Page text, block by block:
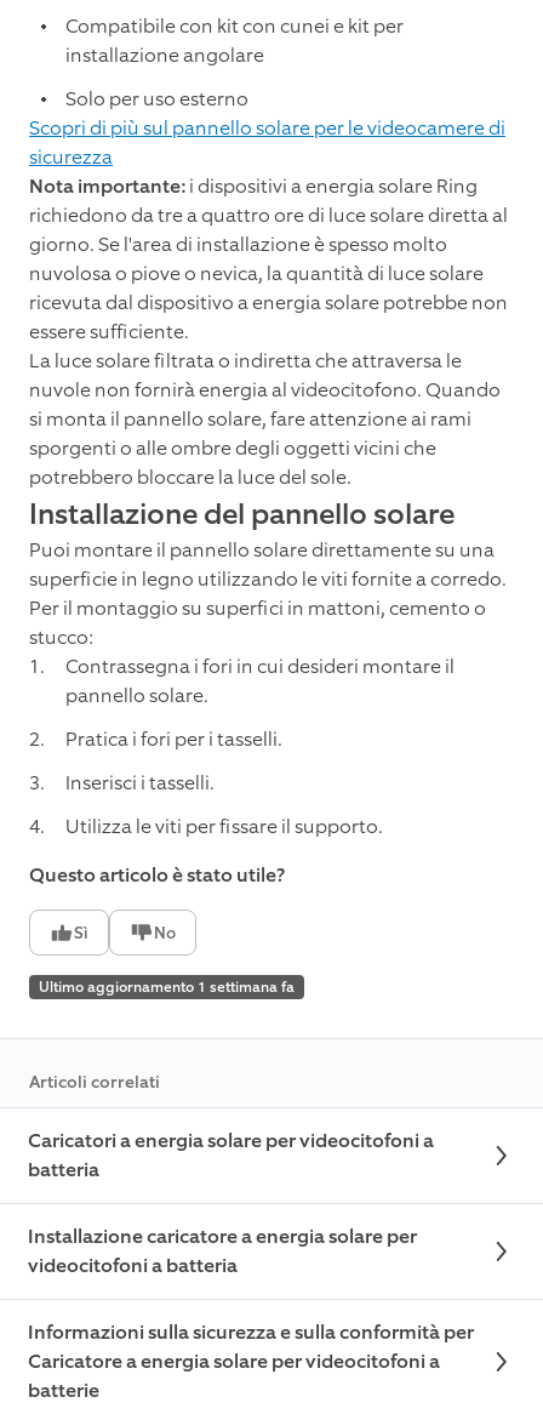
Compatibile con kit con cunei e kit per
installazione angolare
Solo per uso esterno
Scopri di più sul pannello solare per le videocamere di
sicurezza
Nota importante:i dispositivi a energia solare Ring
richiedono da tre a quattro ore di luce solare diretta al
giorno. Se l'area di installazione è spesso molto
nuvolosa o piove o nevica, la quantità di luce solare
ricevuta dal dispositivo a energia solare potrebbe non
essere sufficiente.
La luce solare filtrata o indiretta che attraversa le
nuvole non fornirà energia al videocitofono. Quando
si monta il pannello solare, fare attenzione ai rami
sporgenti o alle ombre degli oggetti vicini che
potrebbero bloccare la luce del sole.
Installazione del pannello solare
Puoi montare il pannello solare direttamente su una
superficie in legno utilizzando le viti fornite a corredo.
Per il montaggio su superfici in mattoni, cemento o
stucco:
Contrassegna i fori in cui desideri montare il
pannello solare.
Pratica i fori per i tasselli.
Inserisci i tasselli.
Utilizza le viti per fissare il supporto.
Questo articolo è stato utile?
Sì No
Ultimo aggiornamento 1 settimana fa
Articoli correlati
Caricatori a energia solare per videocitofoni a
batteria
Installazione caricatore a energia solare per
videocitofoni a batteria
Informazioni sulla sicurezza e sulla conformità per
Caricatore a energia solare per videocitofoni a
batterie